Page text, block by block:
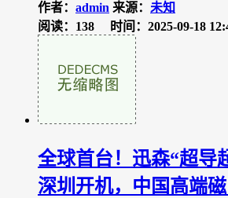
作者： admin 来源： 未知
阅读：138
时间：2025-09-18
全球首台！迅森“超导
深圳开机，中国高端